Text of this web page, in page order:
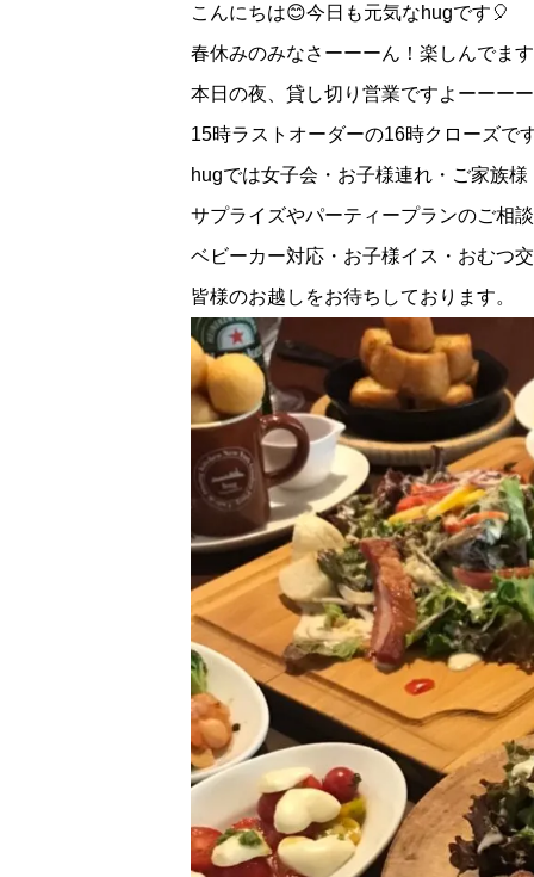
こんにちは😊今日も元気なhugです🎈
春休みのみなさーーーん！楽しんでま
本日の夜、貸し切り営業ですよーーー
15時ラストオーダーの16時クローズで
hugでは女子会・お子様連れ・ご家族
サプライズやパーティープランのご相
ベビーカー対応・お子様イス・おむつ
皆様のお越しをお待ちしております。